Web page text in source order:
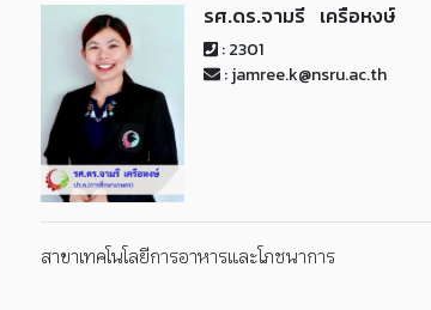
รศ.ดร.จามรี เครือหงษ์
: 2301
: jamree.k@nsru.ac.th
สาขาเทคโนโลยีการอาหารและโภชนาการ